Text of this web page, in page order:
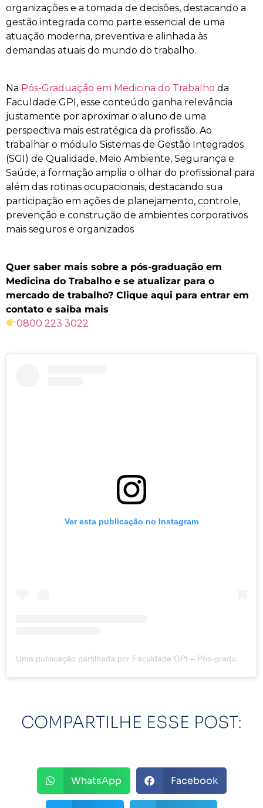
organizações e a tomada de decisões, destacando a
gestão integrada como parte essencial de uma
atuação moderna, preventiva e alinhada às
demandas atuais do mundo do trabalho.
Na Pós-Graduação em Medicina do Trabalho da
Faculdade GPI, esse conteúdo ganha relevância
justamente por aproximar o aluno de uma
perspectiva mais estratégica da profissão. Ao
trabalhar o módulo Sistemas de Gestão Integrados
(SGI) de Qualidade, Meio Ambiente, Segurança e
Saúde, a formação amplia o olhar do profissional para
além das rotinas ocupacionais, destacando sua
participação em ações de planejamento, controle,
prevenção e construção de ambientes corporativos
mais seguros e organizados
Quer saber mais sobre a pós-graduação em
Medicina do Trabalho e se atualizar para o
mercado de trabalho? Clique aqui para entrar em
contato e saiba mais
0800 223 3022
Ver esta publicação no Instagram
Uma publicação partilhada por Faculdade GPI – Pós-graduação (@faculdadegpi)
COMPARTILHE ESSE POST:
WhatsApp Facebook